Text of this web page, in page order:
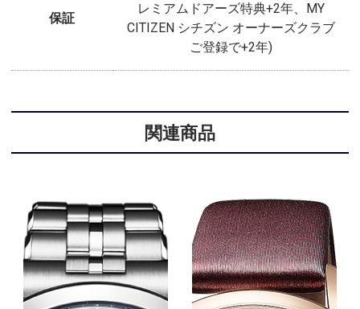
保証
レミアムドアーズ特典+2年、MY
CITIZEN シチズン オーナーズクラブ
ご登録で+2年)
関連商品